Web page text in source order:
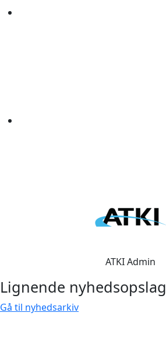
ATKI Admin
Lignende nyhedsopslag
Gå til nyhedsarkiv